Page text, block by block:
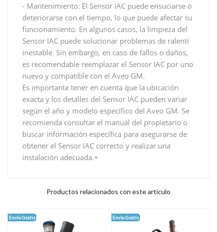
- Mantenimiento: El Sensor IAC puede ensuciarse o
deteriorarse con el tiempo, lo que puede afectar su
funcionamiento. En algunos casos, la limpieza del
Sensor IAC puede solucionar problemas de ralentí
inestable. Sin embargo, en caso de fallos o daños,
es recomendable reemplazar el Sensor IAC por uno
nuevo y compatible con el Aveo GM.
Es importante tener en cuenta que la ubicación
exacta y los detalles del Sensor IAC pueden variar
según el año y modelo específico del Aveo GM. Se
recomienda consultar el manual del propietario o
buscar información específica para asegurarse de
obtener el Sensor IAC correcto y realizar una
instalación adecuada.+
Productos relacionados con este artículo
Envío Gratis Envío Gratis